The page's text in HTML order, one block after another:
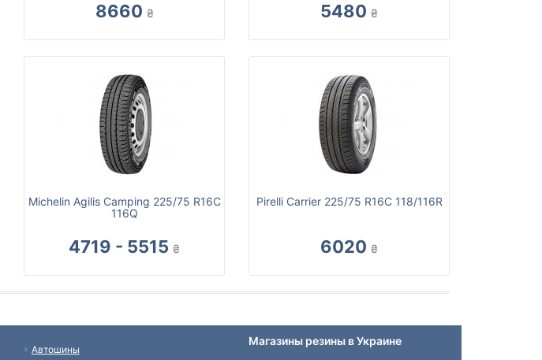
8660 ₴ 5480 ₴
Michelin Agilis Camping 225/75 R16C
116Q
4719 - 5515 ₴
Pirelli Carrier 225/75 R16C 118/116R
6020 ₴
Автошины
Магазины резины в Украине